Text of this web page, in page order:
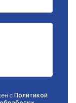
с Политикой